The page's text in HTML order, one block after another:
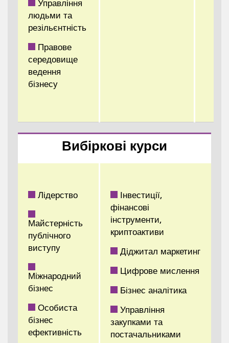
Управління
людьми та
резільєнтність
Правове
середовище
ведення
бізнесу
Вибіркові курси
Лідерство
Майстерність
публічного
виступу
Міжнародний
бізнес
Особиста
бізнес
ефективність
Інвестиції,
фінансові
інструменти,
криптоактиви
Діджитал маркетинг
Цифрове мислення
Бізнес аналітика
Управління
закупками та
постачальниками